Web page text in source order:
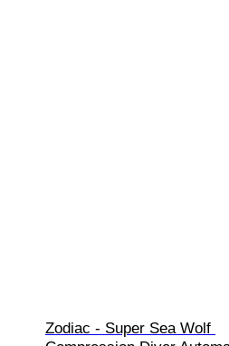
Zodiac - Super Sea Wolf